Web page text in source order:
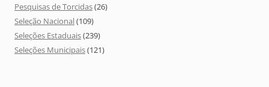
Pesquisas de Torcidas(26)
Seleção Nacional(109)
Seleções Estaduais(239)
Seleções Municipais(121)